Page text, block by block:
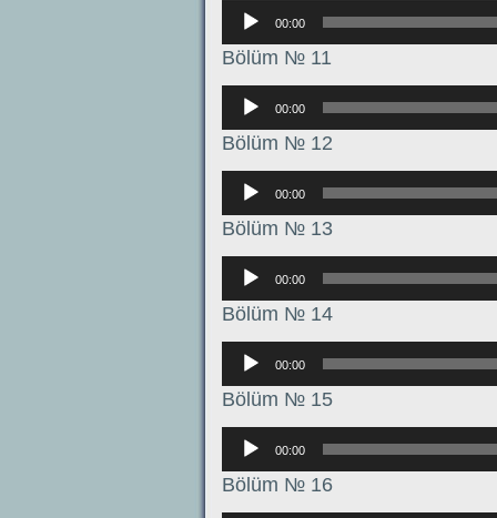
Аудиоплеер
00:00
Bölüm № 11
Аудиоплеер
00:00
Bölüm № 12
Аудиоплеер
00:00
Bölüm № 13
Аудиоплеер
00:00
Bölüm № 14
Аудиоплеер
00:00
Bölüm № 15
Аудиоплеер
00:00
Bölüm № 16